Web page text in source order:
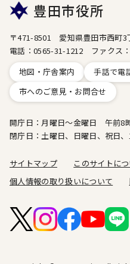
豊田市役所
〒471-8501 愛知県豊田市西町3
電話：0565-31-1212 ファクス
地図・庁舎案内
手話で電
市へのご意見・お問合せ
開庁日：月曜日～金曜日 午前8
閉庁日：土曜日、日曜日、祝日
サイトマップ
このサイトに
個人情報の取り扱いについて